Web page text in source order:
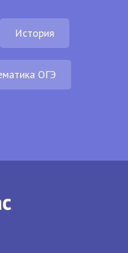
История
ОГЭ